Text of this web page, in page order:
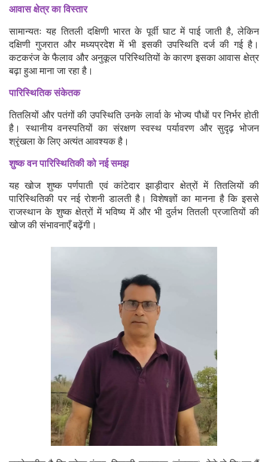
आवास क्षेत्र का विस्तार
सामान्यतः यह तितली दक्षिणी भारत के पूर्वी घाट में पाई जाती है, लेकिन
दक्षिणी गुजरात और मध्यप्रदेश में भी इसकी उपस्थिति दर्ज की गई है।
कटकरंज के फैलाव और अनुकूल परिस्थितियों के कारण इसका आवास क्षेत्र
बढ़ा हुआ माना जा रहा है।
पारिस्थितिक संकेतक
तितलियों और पतंगों की उपस्थिति उनके लार्वा के भोज्य पौधों पर निर्भर होती
है। स्थानीय वनस्पतियों का संरक्षण स्वस्थ पर्यावरण और सुदृढ़ भोजन
श्रृंखला के लिए अत्यंत आवश्यक है।
शुष्क वन पारिस्थितिकी को नई समझ
यह खोज शुष्क पर्णपाती एवं कांटेदार झाड़ीदार क्षेत्रों में तितलियों की
पारिस्थितिकी पर नई रोशनी डालती है। विशेषज्ञों का मानना है कि इससे
राजस्थान के शुष्क क्षेत्रों में भविष्य में और भी दुर्लभ तितली प्रजातियों की
खोज की संभावनाएँ बढ़ेंगी।